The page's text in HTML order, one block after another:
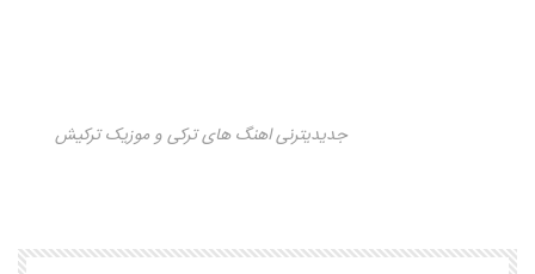
جدیدیترنی اهنگ های ترکی و موزیک ترکیش